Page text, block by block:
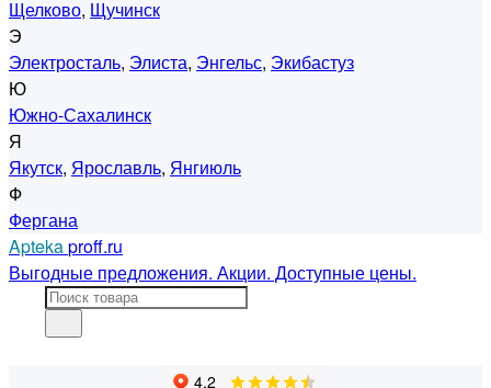
Щелково, Щучинск
Э
Электросталь, Элиста, Энгельс, Экибастуз
Ю
Южно-Сахалинск
Я
Якутск, Ярославль, Янгиюль
Ф
Фергана
Aptekaproff.ru
Выгодные предложения. Акции. Доступные цены.